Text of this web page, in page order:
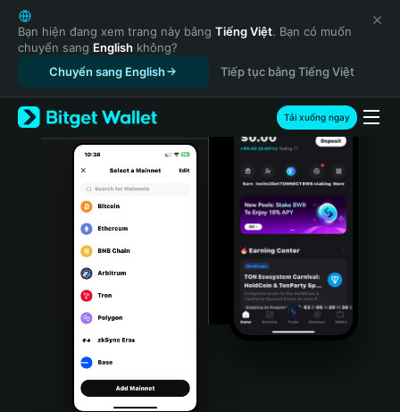
English
日本語
Tiếng Việt
Русский
Español (Latinoamérica)
Türkçe
Italiano
Português (Portugal)
Bahasa Indonesia
Português (Brasil)
Español (Argentina)
Bạn hiện đang xem trang này bằng Tiếng Việt. Bạn có muốn
chuyển sang English không?
Chuyển sang English
Tiếp tục bằng Tiếng Việt
Tải xuống ngay